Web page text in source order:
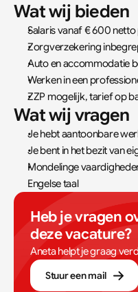
Wat wij bieden
Salaris vanaf € 600
Zorgverzekering
Auto en accommodatie
Werken in een
ZZP mogelijk, tarief op
Wat wij vragen
Je hebt aantoonbare
Je bent in het bezit van
Mondelinge
Engelse taal
Heb je vragen
deze vacature?
Aneta helpt je graag
Stuur een mail